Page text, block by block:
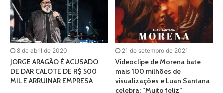
8 de abril de 2020
JORGE ARAGÃO É ACUSADO
DE DAR CALOTE DE R$ 500
MIL E ARRUINAR EMPRESA
21 de setembro de 2021
Videoclipe de Morena bate
mais 100 milhões de
visualizações e Luan Santana
celebra: ”Muito feliz”